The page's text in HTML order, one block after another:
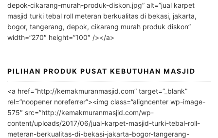
t
i
v
depok-cikarang-murah-produk-diskon.jpg” alt=”jual karpet
masjid turki tebal roll meteran berkualitas di bekasi, jakarta,
bogor, tangerang, depok, cikarang murah produk diskon”
width=”270″ height=”100″ /></a>
PILIHAN PRODUK PUSAT KEBUTUHAN MASJID
<a href=”http://kemakmuranmasjid.com” target=”_blank”
rel=”noopener noreferrer”><img class=”aligncenter wp-image-
575″ src=”http://kemakmuranmasjid.com/wp-
content/uploads/2017/06/jual-karpet-masjid-turki-tebal-roll-
meteran-berkualitas-di-bekasi-jakarta-bogor-tangerang-